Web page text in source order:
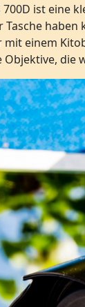
700D ist eine
Tasche
mit einem
Objektive, die